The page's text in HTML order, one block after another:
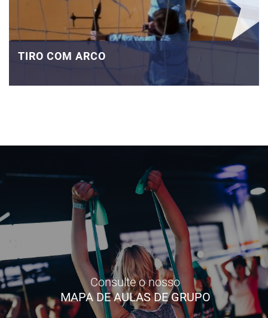
TIRO COM ARCO
Consulte o nosso
MAPA DE AULAS DE GRUPO